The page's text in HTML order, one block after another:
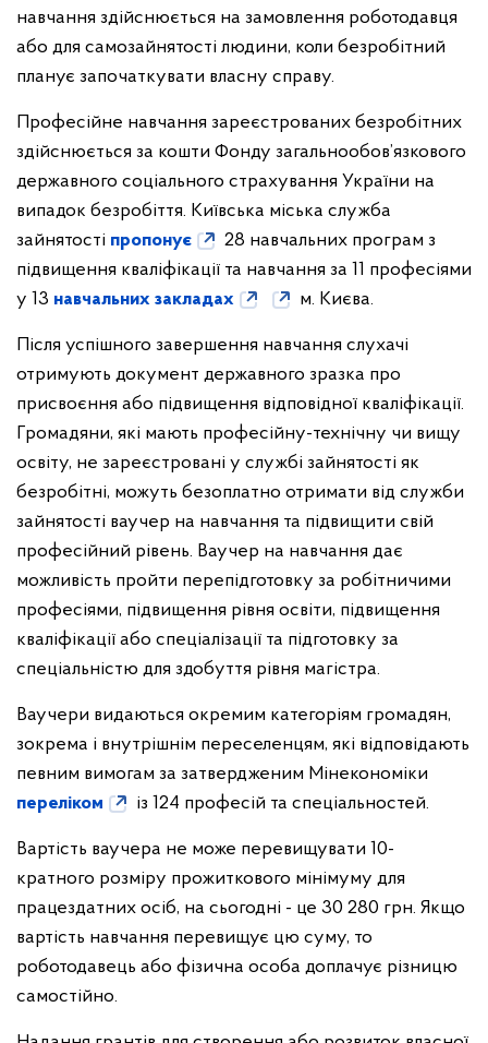
навчання здійснюється на замовлення роботодавця
або для самозайнятості людини, коли безробітний
планує започаткувати власну справу.
Професійне навчання зареєстрованих безробітних
здійснюється за кошти Фонду загальнообов’язкового
державного соціального страхування України на
випадок безробіття. Київська міська служба
зайнятості пропонує
28 навчальних програм з
підвищення кваліфікації та навчання за 11 професіями
у 13 навчальних закладах м. Києва.
Після успішного завершення навчання слухачі
отримують документ державного зразка про
присвоєння або підвищення відповідної кваліфікації.
Громадяни, які мають професійну-технічну чи вищу
освіту, не зареєстровані у службі зайнятості як
безробітні, можуть безоплатно отримати від служби
зайнятості ваучер на навчання та підвищити свій
професійний рівень. Ваучер на навчання дає
можливість пройти перепідготовку за робітничими
професіями, підвищення рівня освіти, підвищення
кваліфікації або спеціалізації та підготовку за
спеціальністю для здобуття рівня магістра.
Ваучери видаються окремим категоріям громадян,
зокрема і внутрішнім переселенцям, які відповідають
певним вимогам за затвердженим Мінекономіки
переліком
із 124 професій та спеціальностей.
Вартість ваучера не може перевищувати 10-
кратного розміру прожиткового мінімуму для
працездатних осіб, на сьогодні - це 30 280 грн. Якщо
вартість навчання перевищує цю суму, то
роботодавець або фізична особа доплачує різницю
самостійно.